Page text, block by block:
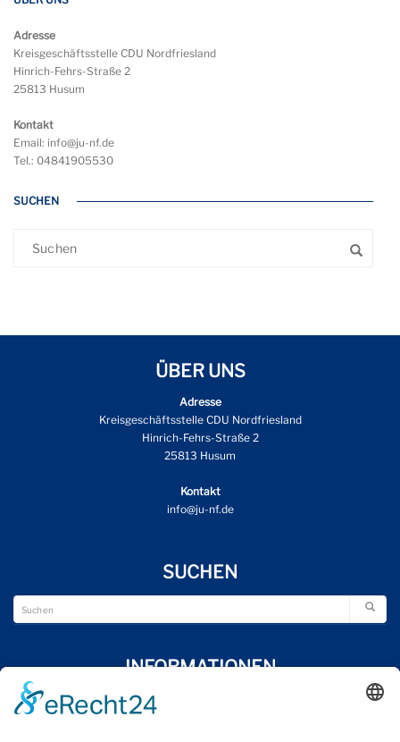
Adresse
Kreisgeschäftsstelle CDU Nordfriesland
Hinrich-Fehrs-Straße 2
25813 Husum
Kontakt
Email: info@ju-nf.de
Tel.: 04841905530
SUCHEN
ÜBER UNS
Adresse
Kreisgeschäftsstelle CDU Nordfriesland
Hinrich-Fehrs-Straße 2
25813 Husum
Kontakt
info@ju-nf.de
SUCHEN
INFORMATIONEN